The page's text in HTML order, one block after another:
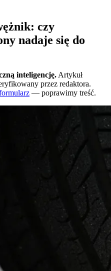
czy
nadaje się do
inteligencję. Artykuł
przez redaktora.
— poprawimy treść.